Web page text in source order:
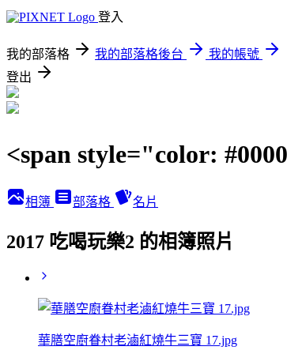
登入
我的部落格 我的部落格後台
我的帳號
登出
<span style="color:
相簿 部落格 名片
2017 吃喝玩樂2 的相簿照片
華膳空廚眷村老滷紅燒牛三寶 17.jpg